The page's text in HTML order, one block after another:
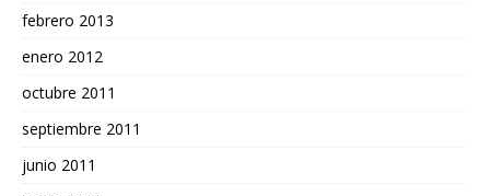
febrero 2013
enero 2012
octubre 2011
septiembre 2011
junio 2011